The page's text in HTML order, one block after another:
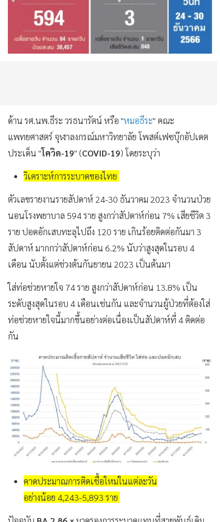
ด้าน รศ.นพ.ธีระ วรธนารัตน์ หรือ "หมอธีระ" คณะ
แพทยศาสตร์ จุฬาลงกรณ์มหาวิทยาลัย โพสต์เฟซบุ๊กอัปเดต
ประเด็น "โควิด-19" (COVID-19) โดยระบุว่า
วิเคราะห์การระบาดของไทย
ตัวเลขรายงานรายสัปดาห์ 24-30 ธันวาคม 2023 จำนวนป่วย
นอนโรงพยาบาล 594 ราย สูงกว่าสัปดาห์ก่อน 7% เสียชีวิต 3
ราย ปอดอักเสบทะลุไปถึง 120 ราย เกินร้อยติดต่อกันมา 3
สัปดาห์ มากกว่าสัปดาห์ก่อน 6.2% นับว่าสูงสุดในรอบ 4
เดือน นับตั้งแต่ช่วงต้นกันยายน 2023 เป็นต้นมา
ใส่ท่อช่วยหายใจ 74 ราย สูงกว่าสัปดาห์ก่อน 13.8% เป็น
ระดับสูงสุดในรอบ 4 เดือนเช่นกัน และจำนวนผู้ป่วยที่ต้องใส่
ท่อช่วยหายใจนี้มากขึ้นอย่างต่อเนื่องเป็นสัปดาห์ที่ 4 ติดต่อ
กัน
คาดประมาณการติดเชื้อใหม่ในแต่ละวัน
อย่างน้อย 4,243-5,893 ราย